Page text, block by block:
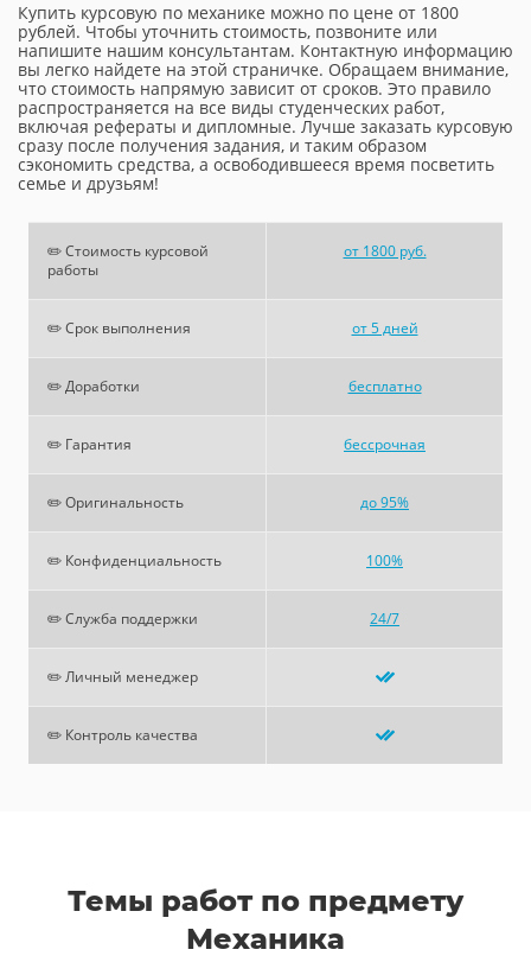
Купить курсовую по механике можно по цене от 1800
рублей. Чтобы уточнить стоимость, позвоните или
напишите нашим консультантам. Контактную информацию
вы легко найдете на этой страничке. Обращаем внимание,
что стоимость напрямую зависит от сроков. Это правило
распространяется на все виды студенческих работ,
включая рефераты и дипломные. Лучше заказать курсовую
сразу после получения задания, и таким образом
сэкономить средства, а освободившееся время посветить
семье и друзьям!
✏️ Стоимость курсовой
работы
от 1800 руб.
✏️ Срок выполнения от 5 дней
✏️ Доработки бесплатно
✏️ Гарантия бессрочная
✏️ Оригинальность до 95%
✏️ Конфиденциальность 100%
✏️ Служба поддержки 24/7
✏️ Личный менеджер
✏️ Контроль качества
Темы работ по предмету
Механика